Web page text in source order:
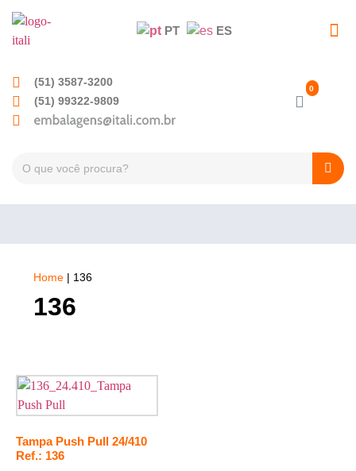
PT ES
(51) 3587-3200
(51) 99322-9809
Home 136
136
Tampa Push Pull 24/410
Ref.: 136